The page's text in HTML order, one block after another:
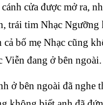
cửa được mở ra,
trái tim Nhạc Ngưỡng
cả bố mẹ Nhạc cũng
Viễn đang ở bên ngoài.
ở bên ngoài đã nghe